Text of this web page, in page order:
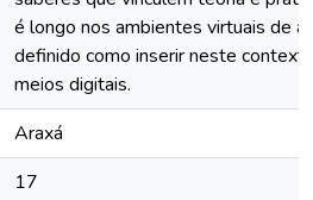
é longo nos ambientes virtuais de
definido como inserir neste
meios digitais.
Araxá
17